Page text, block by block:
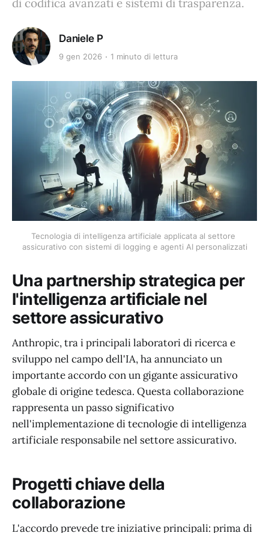
di codifica avanzati e sistemi di trasparenza.
Daniele P
9 gen 2026 1 minuto di lettura
Tecnologia di intelligenza artificiale applicata al settore
assicurativo con sistemi di logging e agenti AI personalizzati
Una partnership strategica per
l'intelligenza artificiale nel
settore assicurativo
Anthropic, tra i principali laboratori di ricerca e
sviluppo nel campo dell'IA, ha annunciato un
importante accordo con un gigante assicurativo
globale di origine tedesca. Questa collaborazione
rappresenta un passo significativo
nell'implementazione di tecnologie di intelligenza
artificiale responsabile nel settore assicurativo.
Progetti chiave della
collaborazione
L'accordo prevede tre iniziative principali: prima di